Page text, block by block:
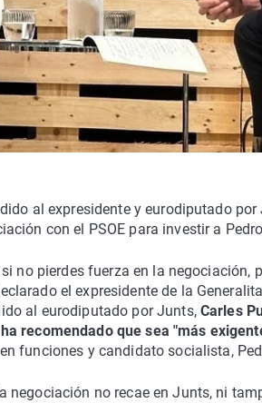
al expresidente y eurodiputado
con el PSOE para investir a
no pierdes fuerza en la negociación,
el expresidente de la
al eurodiputado por Junts, Carles
recomendado que sea "más
funciones y candidato socialista,
no recae en Junts, ni